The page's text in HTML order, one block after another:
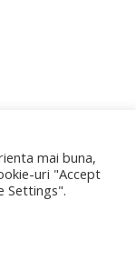
mai buna,
uri "Accept
Settings".